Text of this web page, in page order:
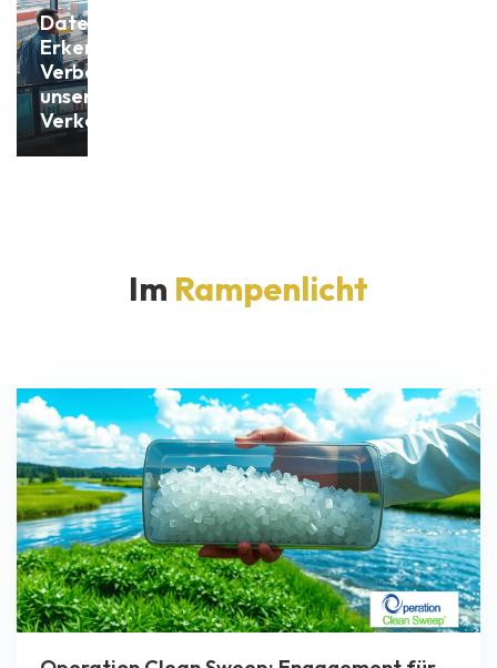
Datengetriebene
Erkenntnisse:
Verbesserung
unserer
Verkehrsstrategien
Im Rampenlicht